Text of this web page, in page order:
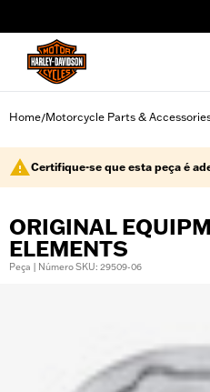
Home/Motorcycle Parts &
Certifique-se que esta peça é
ORIGINAL
ELEMENTS
Peça | Número SKU: 29509-06